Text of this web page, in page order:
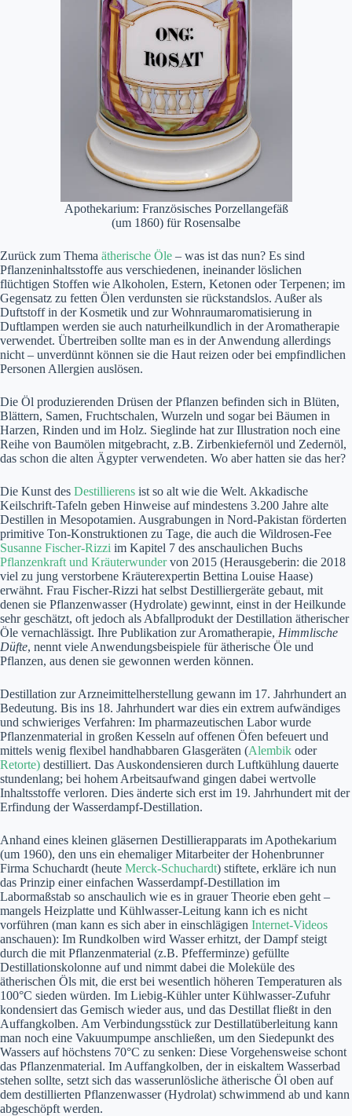
Apothekarium: Französisches Porzellangefäß
(um 1860) für Rosensalbe
Zurück zum Thema ätherische Öle – was ist das nun? Es sind
Pflanzeninhaltsstoffe aus verschiedenen, ineinander löslichen
flüchtigen Stoffen wie Alkoholen, Estern, Ketonen oder Terpenen; im
Gegensatz zu fetten Ölen verdunsten sie rückstandslos. Außer als
Duftstoff in der Kosmetik und zur Wohnraumaromatisierung in
Duftlampen werden sie auch naturheilkundlich in der Aromatherapie
verwendet. Übertreiben sollte man es in der Anwendung allerdings
nicht – unverdünnt können sie die Haut reizen oder bei empfindlichen
Personen Allergien auslösen.
Die Öl produzierenden Drüsen der Pflanzen befinden sich in Blüten,
Blättern, Samen, Fruchtschalen, Wurzeln und sogar bei Bäumen in
Harzen, Rinden und im Holz. Sieglinde hat zur Illustration noch eine
Reihe von Baumölen mitgebracht, z.B. Zirbenkiefernöl und Zedernöl,
das schon die alten Ägypter verwendeten. Wo aber hatten sie das her?
Die Kunst des Destillierens ist so alt wie die Welt. Akkadische
Keilschrift-Tafeln geben Hinweise auf mindestens 3.200 Jahre alte
Destillen in Mesopotamien. Ausgrabungen in Nord-Pakistan förderten
primitive Ton-Konstruktionen zu Tage, die auch die Wildrosen-Fee
Susanne Fischer-Rizzi im Kapitel 7 des anschaulichen Buchs
Pflanzenkraft und Kräuterwundervon 2015 (Herausgeberin: die 2018
viel zu jung verstorbene Kräuterexpertin Bettina Louise Haase)
erwähnt. Frau Fischer-Rizzi hat selbst Destilliergeräte gebaut, mit
denen sie Pflanzenwasser (Hydrolate) gewinnt, einst in der Heilkunde
sehr geschätzt, oft jedoch als Abfallprodukt der Destillation ätherischer
Öle vernachlässigt. Ihre Publikation zur Aromatherapie, Himmlische
Düfte, nennt viele Anwendungsbeispiele für ätherische Öle und
Pflanzen, aus denen sie gewonnen werden können.
Destillation zur Arzneimittelherstellung gewann im 17. Jahrhundert an
Bedeutung. Bis ins 18. Jahrhundert war dies ein extrem aufwändiges
und schwieriges Verfahren: Im pharmazeutischen Labor wurde
Pflanzenmaterial in großen Kesseln auf offenen Öfen befeuert und
mittels wenig flexibel handhabbaren Glasgeräten (Alembik oder
Retorte) destilliert. Das Auskondensieren durch Luftkühlung dauerte
stundenlang; bei hohem Arbeitsaufwand gingen dabei wertvolle
Inhaltsstoffe verloren. Dies änderte sich erst im 19. Jahrhundert mit der
Erfindung der Wasserdampf-Destillation.
Anhand eines kleinen gläsernen Destillierapparats im Apothekarium
(um 1960), den uns ein ehemaliger Mitarbeiter der Hohenbrunner
Firma Schuchardt (heute Merck-Schuchardt) stiftete, erkläre ich nun
das Prinzip einer einfachen Wasserdampf-Destillation im
Labormaßstab so anschaulich wie es in grauer Theorie eben geht –
mangels Heizplatte und Kühlwasser-Leitung kann ich es nicht
vorführen (man kann es sich aber in einschlägigen Internet-Videos
anschauen): Im Rundkolben wird Wasser erhitzt, der Dampf steigt
durch die mit Pflanzenmaterial (z.B. Pfefferminze) gefüllte
Destillationskolonne auf und nimmt dabei die Moleküle des
ätherischen Öls mit, die erst bei wesentlich höheren Temperaturen als
100°C sieden würden. Im Liebig-Kühler unter Kühlwasser-Zufuhr
kondensiert das Gemisch wieder aus, und das Destillat fließt in den
Auffangkolben. Am Verbindungsstück zur Destillatüberleitung kann
man noch eine Vakuumpumpe anschließen, um den Siedepunkt des
Wassers auf höchstens 70°C zu senken: Diese Vorgehensweise schont
das Pflanzenmaterial. Im Auffangkolben, der in eiskaltem Wasserbad
stehen sollte, setzt sich das wasserunlösliche ätherische Öl oben auf
dem destillierten Pflanzenwasser (Hydrolat) schwimmend ab und kann
abgeschöpft werden.